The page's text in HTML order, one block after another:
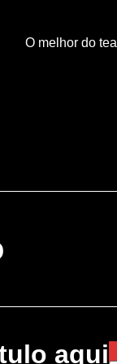
O melhor do
aqui